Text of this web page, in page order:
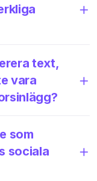
text,
vara
som
sociala